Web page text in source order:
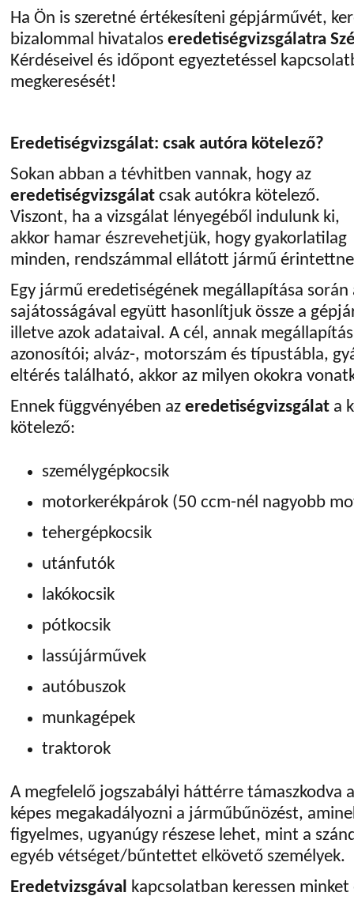
Ha Ön is szeretné értékesíteni gépjárművét,
bizalommal hivatalos eredetiségvizsgálatra
Kérdéseivel és időpont egyeztetéssel
megkeresését!
Eredetiségvizsgálat: csak autóra kötelező?
Sokan abban a tévhitben vannak, hogy az
eredetiségvizsgálat csak autókra kötelező.
Viszont, ha a vizsgálat lényegéből indulunk ki,
akkor hamar észrevehetjük, hogy gyakorlatilag
minden, rendszámmal ellátott jármű
Egy jármű eredetiségének megállapítása során
sajátosságával együtt hasonlítjuk össze a
illetve azok adataival. A cél, annak
azonosítói; alváz-, motorszám és típustábla,
eltérés található, akkor az milyen okokra
Ennek függvényében az eredetiségvizsgálat a
kötelező:
személygépkocsik
motorkerékpárok (50 ccm-nél nagyobb
tehergépkocsik
utánfutók
lakókocsik
pótkocsik
lassújárművek
autóbuszok
munkagépek
traktorok
A megfelelő jogszabályi háttérre támaszkodva
képes megakadályozni a járműbűnözést,
figyelmes, ugyanúgy részese lehet, mint a
egyéb vétséget/bűntettet elkövető személyek.
Eredetvizsgával kapcsolatban keressen